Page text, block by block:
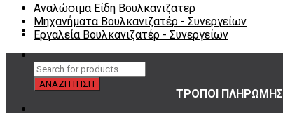
Αναλώσιμα Είδη Βουλκανιζατερ
Μηχανήματα Βουλκανιζατέρ - Συνεργείων
Εργαλεία Βουλκανιζατέρ - Συνεργείων
ΤΡΟΠΟΙ ΠΛΗΡΩΜΗΣ